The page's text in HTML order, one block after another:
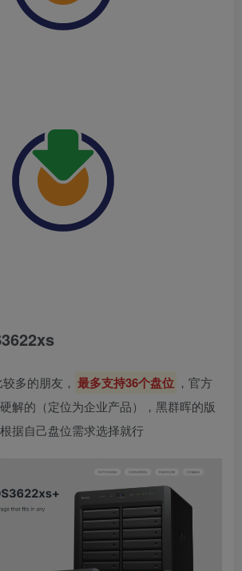
多的朋友， 最多支持36个盘位 ，官方
解的（定位为企业产品），黑群晖的版
据自己盘位需求选择就行